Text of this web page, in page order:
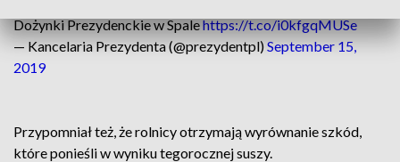
Dożynki Prezydenckie w Spalehttps://t.co/i0kfgqMUSe
— Kancelaria Prezydenta (@prezydentpl)September 15,
2019
Przypomniał też, że rolnicy otrzymają wyrównanie szkód,
które ponieśli w wyniku tegorocznej suszy.